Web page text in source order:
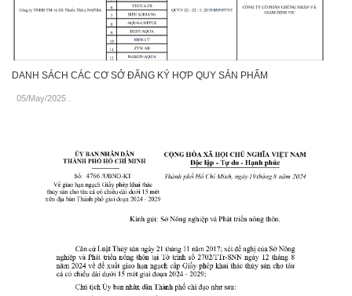
DANH SÁCH CÁC CƠ SỞ ĐĂNG KÝ HỢP QUY SẢN PHẨM
05/May/2025 .